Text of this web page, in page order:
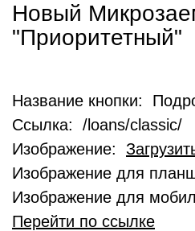
Новый
"Приоритетный"
Название кнопки:
Ссылка: /loans/classic/
Изображение:
Изображение для
Изображение для
Перейти по ссылке